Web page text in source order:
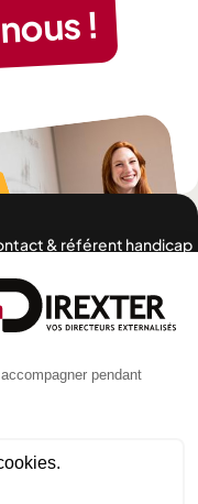
!
& référent handicap
offre
expertises
client